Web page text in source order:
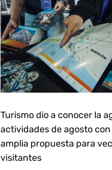
Turismo dio a conocer la
actividades de agosto
amplia propuesta para
visitantes